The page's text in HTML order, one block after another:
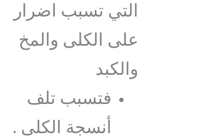
التي تسبب اضرار
على الكلى والمخ
والكبد
فتسبب تلف
أنسجة الكلى .